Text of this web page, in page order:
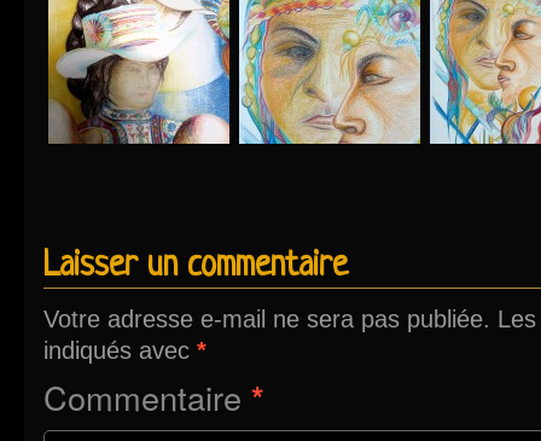
Laisser un commentaire
Votre adresse e-mail ne sera pas publiée.
indiqués avec *
Commentaire *